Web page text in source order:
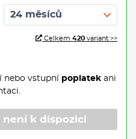
Celkem 420 variant >>
nebo vstupní poplatekani
není k dispozici